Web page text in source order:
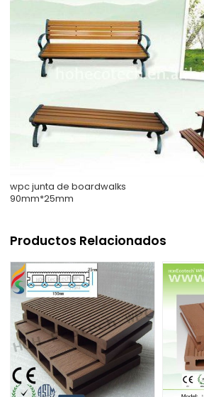
wpc junta de boardwalks
90mm*25mm
Productos Relacionados